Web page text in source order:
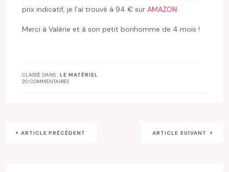
prix indicatif, je l’ai trouvé à 94 € surAMAZON
Merci à Valérie et à son petit bonhomme de 4 mois !
CLASSÉ DANS :LE MATÉRIEL
20 COMMENTAIRES
ARTICLE PRÉCÉDENT ARTICLE SUIVANT